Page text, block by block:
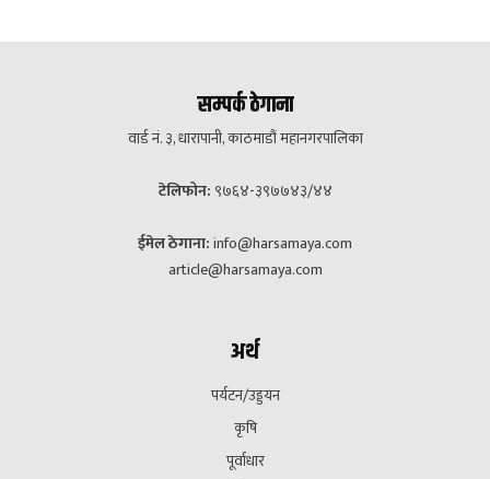
सम्पर्क ठेगाना
वार्ड नं. ३, धारापानी, काठमाडौं महानगरपालिका
टेलिफोन: ९७६४-३९७७४३/४४
ईमेल ठेगाना:info@harsamaya.com
article@harsamaya.com
अर्थ
पर्यटन/उड्डयन
कृषि
पूर्वाधार